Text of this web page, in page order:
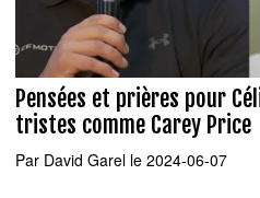
Pensées et prières pour
tristes comme Carey Price
Par David Garel le 2024-06-07